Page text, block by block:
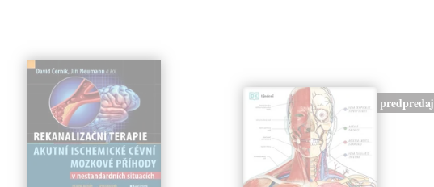
predpredaj